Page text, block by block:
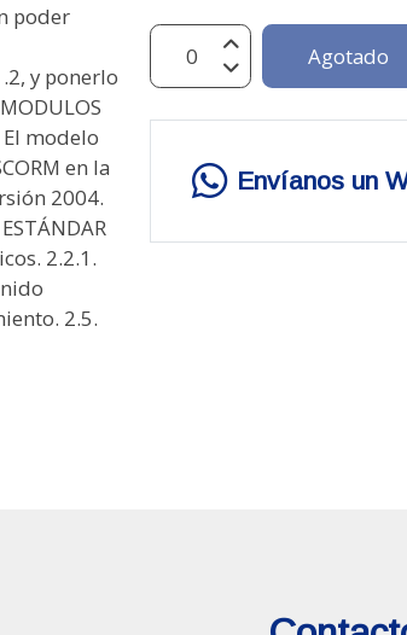
poder
y ponerlo
El modelo
en la
2004.
2.2.1.
2.5.
Agotado
Envíanos un